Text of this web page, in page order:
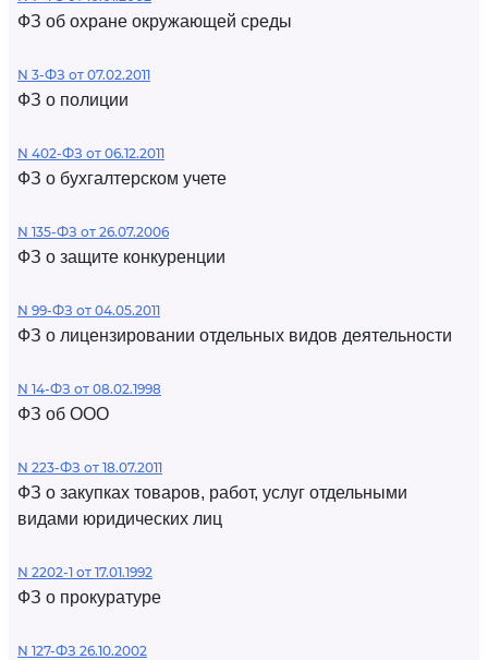
ФЗ об охране окружающей среды
N 3-ФЗ от 07.02.2011
ФЗ о полиции
N 402-ФЗ от 06.12.2011
ФЗ о бухгалтерском учете
N 135-ФЗ от 26.07.2006
ФЗ о защите конкуренции
N 99-ФЗ от 04.05.2011
ФЗ о лицензировании отдельных видов деятельности
N 14-ФЗ от 08.02.1998
ФЗ об ООО
N 223-ФЗ от 18.07.2011
ФЗ о закупках товаров, работ, услуг отдельными
видами юридических лиц
N 2202-1 от 17.01.1992
ФЗ о прокуратуре
N 127-ФЗ 26.10.2002